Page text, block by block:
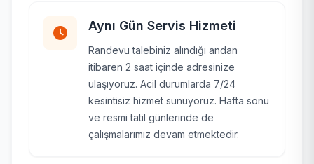
Aynı Gün Servis Hizmeti
Randevu talebiniz alındığı andan
itibaren 2 saat içinde adresinize
ulaşıyoruz. Acil durumlarda 7/24
kesintisiz hizmet sunuyoruz. Hafta sonu
ve resmi tatil günlerinde de
çalışmalarımız devam etmektedir.